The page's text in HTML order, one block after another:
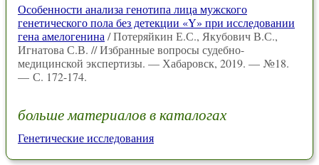
Особенности анализа генотипа лица мужского
генетического пола без детекции «Y» при исследовании
гена амелогенина / Потеряйкин Е.С., Якубович В.С.,
Игнатова С.В. // Избранные вопросы судебно-
медицинской экспертизы. — Хабаровск, 2019. — №18.
— С. 172-174.
больше материалов в каталогах
Генетические исследования